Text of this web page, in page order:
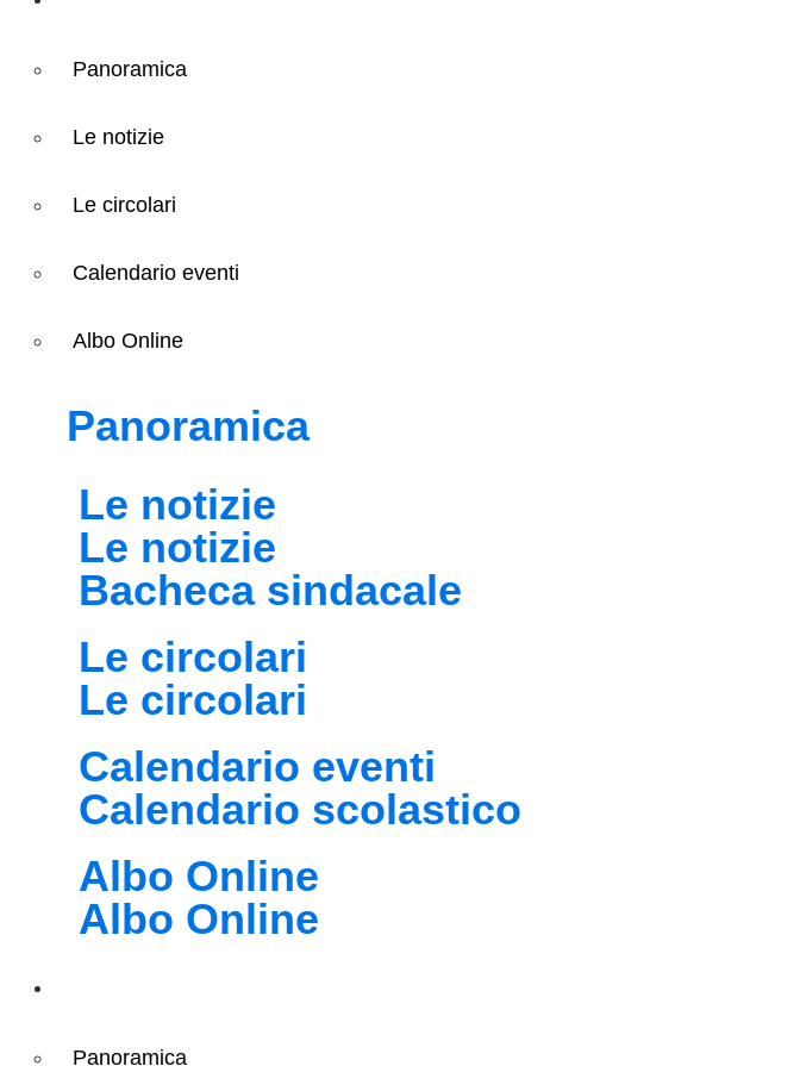
Panoramica
Le notizie
Le circolari
Calendario eventi
Albo Online
Panoramica
Le notizie
Le notizie
Bacheca sindacale
Le circolari
Le circolari
Calendario eventi
Calendario scolastico
Albo Online
Albo Online
Panoramica